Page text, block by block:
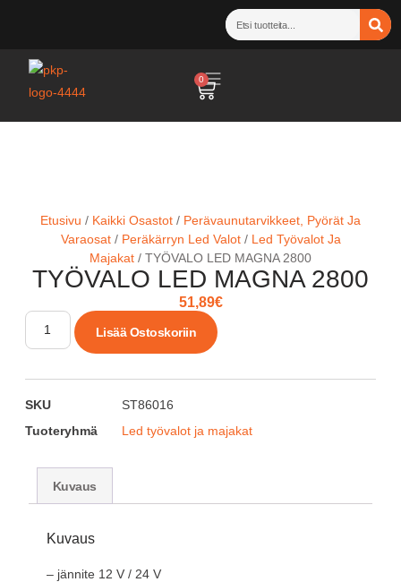
0
Etusivu / Kaikki Osastot / Perävaunutarvikkeet, Pyörät Ja
Varaosat/ Peräkärryn Led Valot/ Led Työvalot Ja
Majakat / TYÖVALO LED MAGNA 2800
TYÖVALO LED MAGNA 2800
51,89€
Lisää Ostoskoriin
SKU
ST86016
Tuoteryhmä
Led työvalot ja majakat
Kuvaus
Kuvaus
– jännite 12 V / 24 V